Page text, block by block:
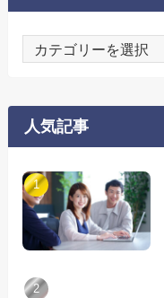
テ
ー
人気記事